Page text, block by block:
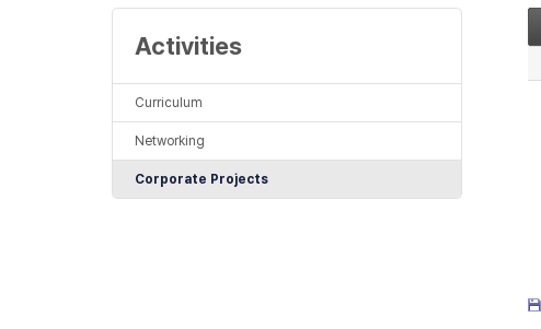
Activities
Curriculum
Networking
Corporate Projects